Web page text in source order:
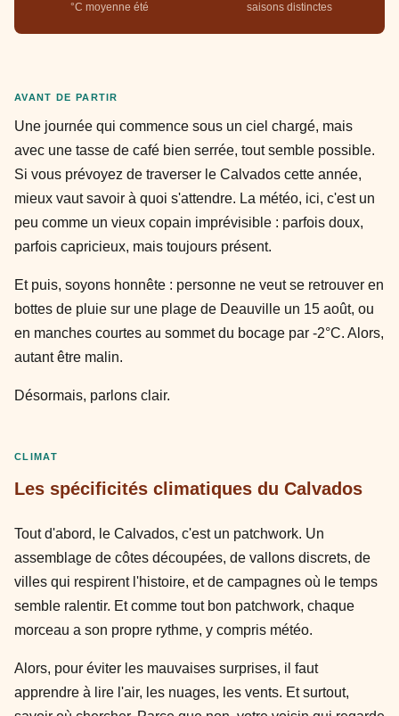
°C moyenne été saisons distinctes
AVANT DE PARTIR
Une journée qui commence sous un ciel chargé, mais
avec une tasse de café bien serrée, tout semble possible.
Si vous prévoyez de traverser le Calvados cette année,
mieux vaut savoir à quoi s'attendre. La météo, ici, c'est un
peu comme un vieux copain imprévisible : parfois doux,
parfois capricieux, mais toujours présent.
Et puis, soyons honnête : personne ne veut se retrouver en
bottes de pluie sur une plage de Deauville un 15 août, ou
en manches courtes au sommet du bocage par -2°C. Alors,
autant être malin.
Désormais, parlons clair.
CLIMAT
Les spécificités climatiques du Calvados
Tout d'abord, le Calvados, c'est un patchwork. Un
assemblage de côtes découpées, de vallons discrets, de
villes qui respirent l'histoire, et de campagnes où le temps
semble ralentir. Et comme tout bon patchwork, chaque
morceau a son propre rythme, y compris météo.
Alors, pour éviter les mauvaises surprises, il faut
apprendre à lire l'air, les nuages, les vents. Et surtout,